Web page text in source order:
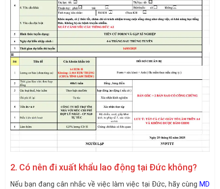
2. Có nên đi xuất khẩu lao động tại Đức không?
Nếu bạn đang cân nhắc về việc làm việc tại Đức, hãy cùng MD